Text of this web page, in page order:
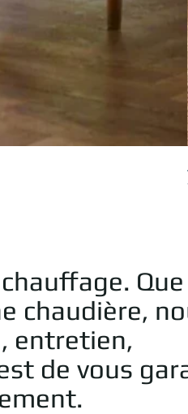
chaudière,
entretien,
de vous